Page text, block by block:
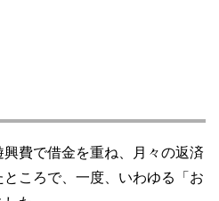
費で借金を重ね、月々の返済
ころで、一度、いわゆる「お